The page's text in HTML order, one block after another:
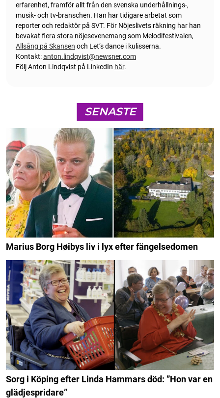
erfarenhet, framför allt från den svenska underhållnings-,
musik- och tv-branschen. Han har tidigare arbetat som
reporter och redaktör på SVT. För Nöjeslivets räkning har han
bevakat flera stora nöjesevenemang som Melodifestivalen,
Allsång på Skansen och Let’s dance i kulisserna.
Kontakt:anton.lindqvist@newsner.com
Följ Anton Lindqvist på LinkedIn här.
SENASTE
Marius Borg Høibys liv i lyx efter fängelsedomen
Sorg i Köping efter Linda Hammars död: ”Hon var en
glädjespridare”